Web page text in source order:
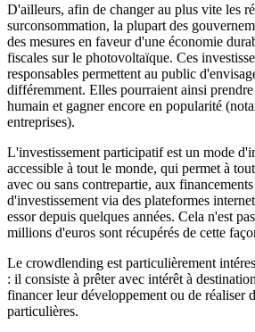
D'ailleurs, afin de changer au plus vite les
surconsommation, la plupart des
des mesures en faveur d'une économie
fiscales sur le photovoltaïque. Ces
responsables permettent au public
différemment. Elles pourraient ainsi
humain et gagner encore en popularité
entreprises).
L'investissement participatif est un mode
accessible à tout le monde, qui permet à
avec ou sans contrepartie, aux
d'investissement via des plateformes
essor depuis quelques années. Cela n'est
millions d'euros sont récupérés de cette
Le crowdlending est particulièrement
: il consiste à prêter avec intérêt à
financer leur développement ou de réaliser
particulières.